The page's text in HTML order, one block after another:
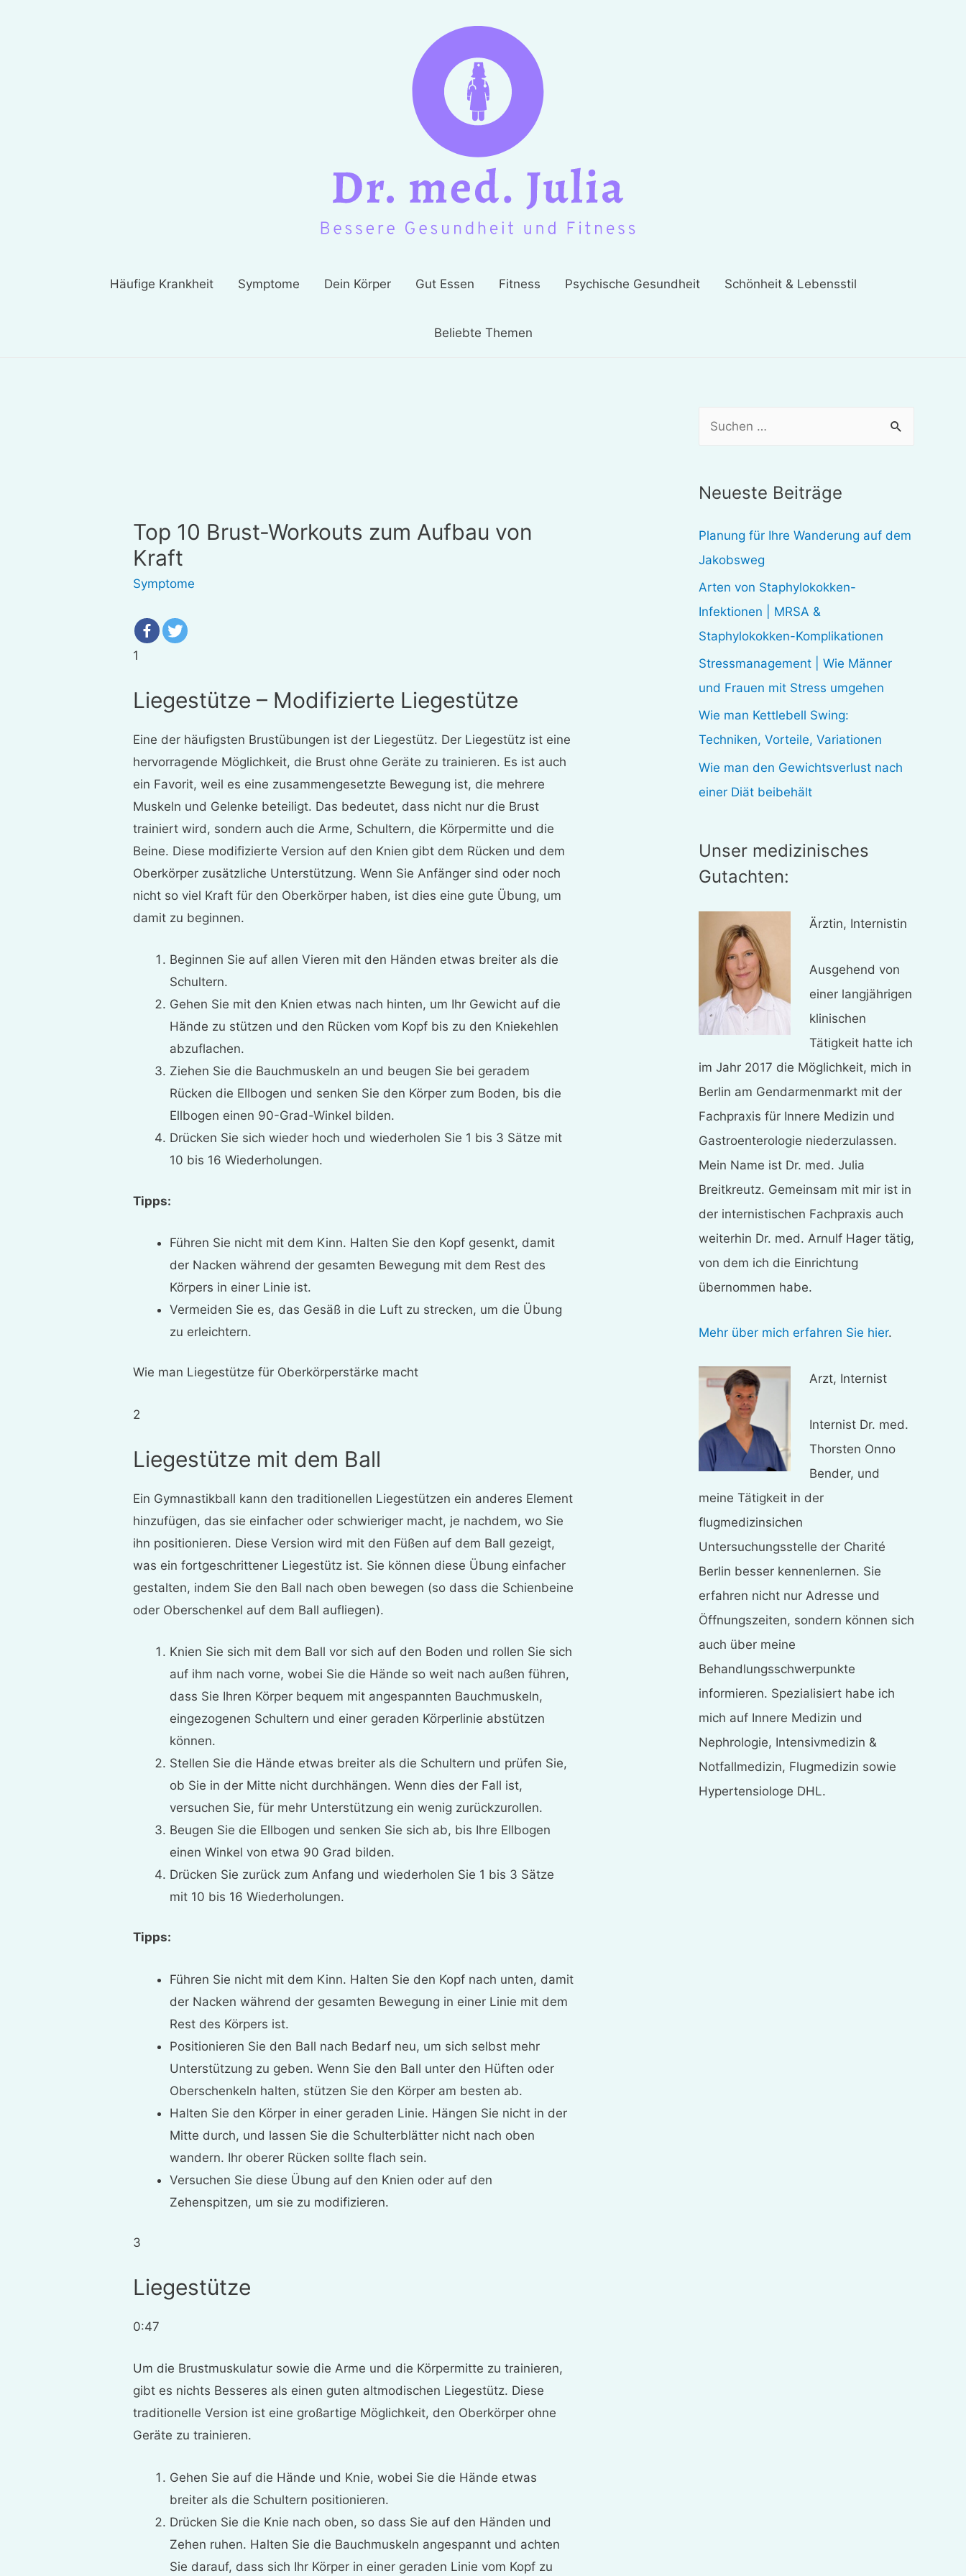
Häufige Krankheit Symptome Dein Körper Gut Essen Fitness Psychische Gesundheit Schönheit & Lebensstil
Beliebte Themen
Top 10 Brust-Workouts zum Aufbau von
Kraft
Symptome
1
Liegestütze – Modifizierte Liegestütze
Eine der häufigsten Brustübungen ist der Liegestütz. Der Liegestütz ist eine
hervorragende Möglichkeit, die Brust ohne Geräte zu trainieren. Es ist auch
ein Favorit, weil es eine zusammengesetzte Bewegung ist, die mehrere
Muskeln und Gelenke beteiligt. Das bedeutet, dass nicht nur die Brust
trainiert wird, sondern auch die Arme, Schultern, die Körpermitte und die
Beine. Diese modifizierte Version auf den Knien gibt dem Rücken und dem
Oberkörper zusätzliche Unterstützung. Wenn Sie Anfänger sind oder noch
nicht so viel Kraft für den Oberkörper haben, ist dies eine gute Übung, um
damit zu beginnen.
Beginnen Sie auf allen Vieren mit den Händen etwas breiter als die
Schultern.
Gehen Sie mit den Knien etwas nach hinten, um Ihr Gewicht auf die
Hände zu stützen und den Rücken vom Kopf bis zu den Kniekehlen
abzuflachen.
Ziehen Sie die Bauchmuskeln an und beugen Sie bei geradem
Rücken die Ellbogen und senken Sie den Körper zum Boden, bis die
Ellbogen einen 90-Grad-Winkel bilden.
Drücken Sie sich wieder hoch und wiederholen Sie 1 bis 3 Sätze mit
10 bis 16 Wiederholungen.
Tipps:
Führen Sie nicht mit dem Kinn. Halten Sie den Kopf gesenkt, damit
der Nacken während der gesamten Bewegung mit dem Rest des
Körpers in einer Linie ist.
Vermeiden Sie es, das Gesäß in die Luft zu strecken, um die Übung
zu erleichtern.
Wie man Liegestütze für Oberkörperstärke macht
2
Liegestütze mit dem Ball
Ein Gymnastikball kann den traditionellen Liegestützen ein anderes Element
hinzufügen, das sie einfacher oder schwieriger macht, je nachdem, wo Sie
ihn positionieren. Diese Version wird mit den Füßen auf dem Ball gezeigt,
was ein fortgeschrittener Liegestütz ist. Sie können diese Übung einfacher
gestalten, indem Sie den Ball nach oben bewegen (so dass die Schienbeine
oder Oberschenkel auf dem Ball aufliegen).
Knien Sie sich mit dem Ball vor sich auf den Boden und rollen Sie sich
auf ihm nach vorne, wobei Sie die Hände so weit nach außen führen,
dass Sie Ihren Körper bequem mit angespannten Bauchmuskeln,
eingezogenen Schultern und einer geraden Körperlinie abstützen
können.
Stellen Sie die Hände etwas breiter als die Schultern und prüfen Sie,
ob Sie in der Mitte nicht durchhängen. Wenn dies der Fall ist,
versuchen Sie, für mehr Unterstützung ein wenig zurückzurollen.
Beugen Sie die Ellbogen und senken Sie sich ab, bis Ihre Ellbogen
einen Winkel von etwa 90 Grad bilden.
Drücken Sie zurück zum Anfang und wiederholen Sie 1 bis 3 Sätze
mit 10 bis 16 Wiederholungen.
Tipps:
Führen Sie nicht mit dem Kinn. Halten Sie den Kopf nach unten, damit
der Nacken während der gesamten Bewegung in einer Linie mit dem
Rest des Körpers ist.
Positionieren Sie den Ball nach Bedarf neu, um sich selbst mehr
Unterstützung zu geben. Wenn Sie den Ball unter den Hüften oder
Oberschenkeln halten, stützen Sie den Körper am besten ab.
Halten Sie den Körper in einer geraden Linie. Hängen Sie nicht in der
Mitte durch, und lassen Sie die Schulterblätter nicht nach oben
wandern. Ihr oberer Rücken sollte flach sein.
Versuchen Sie diese Übung auf den Knien oder auf den
Zehenspitzen, um sie zu modifizieren.
3
Liegestütze
0:47
Um die Brustmuskulatur sowie die Arme und die Körpermitte zu trainieren,
gibt es nichts Besseres als einen guten altmodischen Liegestütz. Diese
traditionelle Version ist eine großartige Möglichkeit, den Oberkörper ohne
Geräte zu trainieren.
Gehen Sie auf die Hände und Knie, wobei Sie die Hände etwas
breiter als die Schultern positionieren.
Drücken Sie die Knie nach oben, so dass Sie auf den Händen und
Zehen ruhen. Halten Sie die Bauchmuskeln angespannt und achten
Sie darauf, dass sich Ihr Körper in einer geraden Linie vom Kopf zu
h
n
n
a
c
h
:
Neueste Beiträge
Planung für Ihre Wanderung auf dem
Jakobsweg
Arten von Staphylokokken-
Infektionen | MRSA &
Staphylokokken-Komplikationen
Stressmanagement | Wie Männer
und Frauen mit Stress umgehen
Wie man Kettlebell Swing:
Techniken, Vorteile, Variationen
Wie man den Gewichtsverlust nach
einer Diät beibehält
Unser medizinisches
Gutachten:
Ärztin, Internistin
Ausgehend von
einer langjährigen
klinischen
Tätigkeit hatte ich
im Jahr 2017 die Möglichkeit, mich in
Berlin am Gendarmenmarkt mit der
Fachpraxis für Innere Medizin und
Gastroenterologie niederzulassen.
Mein Name ist Dr. med. Julia
Breitkreutz. Gemeinsam mit mir ist in
der internistischen Fachpraxis auch
weiterhin Dr. med. Arnulf Hager tätig,
von dem ich die Einrichtung
übernommen habe.
Mehr über mich erfahren Sie hier.
Arzt, Internist
Internist Dr. med.
Thorsten Onno
Bender, und
meine Tätigkeit in der
flugmedizinsichen
Untersuchungsstelle der Charité
Berlin besser kennenlernen. Sie
erfahren nicht nur Adresse und
Öffnungszeiten, sondern können sich
auch über meine
Behandlungsschwerpunkte
informieren. Spezialisiert habe ich
mich auf Innere Medizin und
Nephrologie, Intensivmedizin &
Notfallmedizin, Flugmedizin sowie
Hypertensiologe DHL.